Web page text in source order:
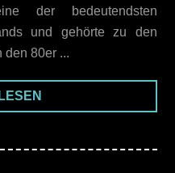
der bedeutendsten
und gehörte zu den
den 80er ...